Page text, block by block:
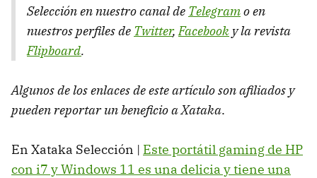
Selección en nuestro canal de Telegramo en
nuestros perfiles de Twitter,Facebook y la revista
Flipboard.
Algunos de los enlaces de este artículo son afiliados y
pueden reportar un beneficio a Xataka.
En Xataka Selección | Este portátil gaming de HP
con i7 y Windows 11 es una delicia y tiene una